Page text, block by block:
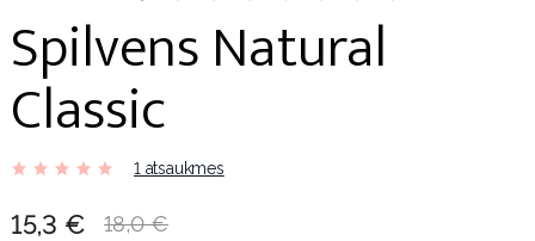
Spilvens Natural
Classic
1 atsaukmes
15,3 € 18,0 €